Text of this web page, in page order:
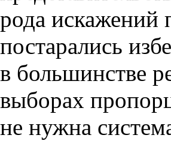
рода искажений
постарались
в большинстве
выборах
не нужна